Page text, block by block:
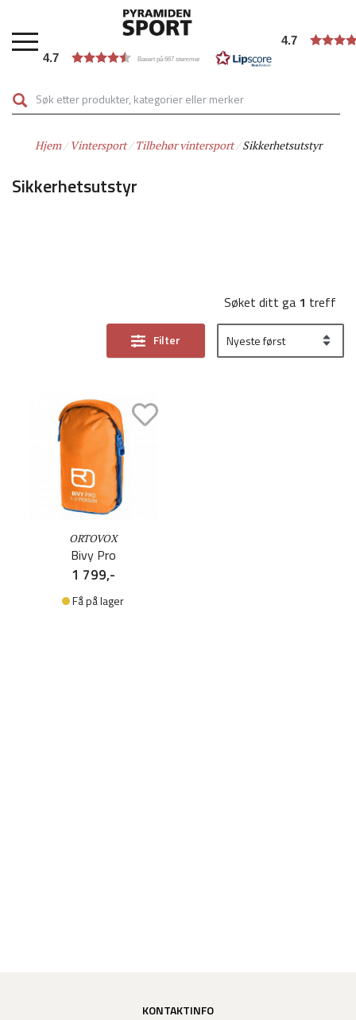
hovedinnhold
4.7 Basert på 667 stemmer
4.7
Hjem Vintersport Tilbehør vintersport Sikkerhetsutstyr
Sikkerhetsutstyr
Søket ditt ga 1 treff
Filter
ORTOVOX
Bivy Pro
1 799,-
Få på lager
KONTAKTINFO